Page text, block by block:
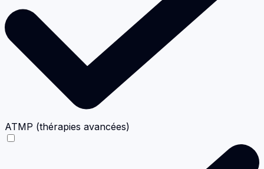
ATMP (thérapies avancées)